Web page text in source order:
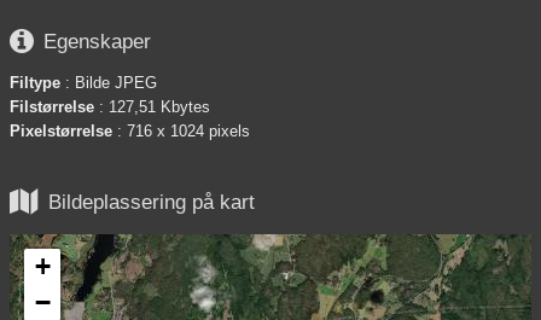
 Egenskaper
Filtype : Bilde JPEG
Filstørrelse : 127,51 Kbytes
Pixelstørrelse : 716 x 1024 pixels
 Bildeplassering på kart
+
−